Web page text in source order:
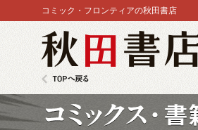
コミック・フロンティアの秋田書店